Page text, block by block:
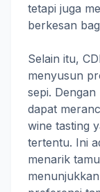
tetapi juga
berkesan
Selain itu,
menyusun
sepi.
dapat
wine tasting
tertentu. Ini
menarik